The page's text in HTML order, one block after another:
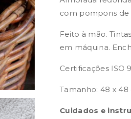
com pompons de
Feito à mão.
em máquina.
Certificações ISO
Tamanho: 48 x 48
Cuidados e